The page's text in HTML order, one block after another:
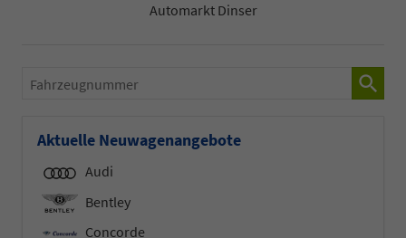
Automarkt Dinser
Fahrzeugnummer
Aktuelle Neuwagenangebote
Audi
Bentley
Concorde